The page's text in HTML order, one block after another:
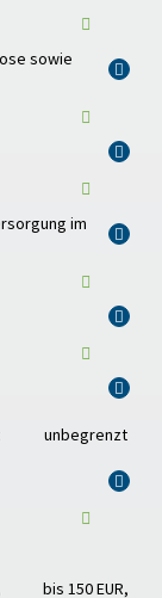
sowie
i
i
im
i
i
i
unbegrenzt
i
bis 150 EUR,